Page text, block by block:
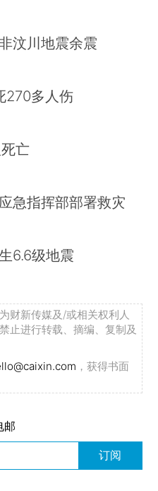
汶川地震余震
270多人伤
亡
急指挥部部署救灾
6.6级地震
财新传媒及/或相关权利人
止进行转载、摘编、复制及
，获得书面
邮
订阅